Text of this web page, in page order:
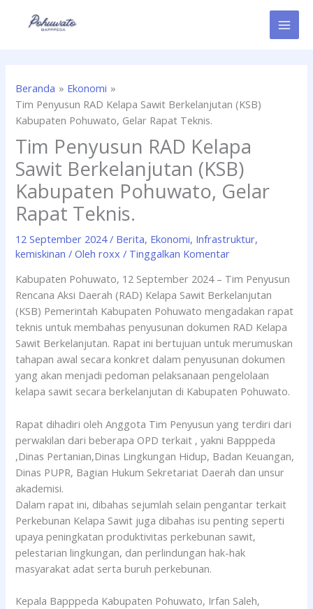
Beranda
Ekonomi
Tim Penyusun RAD Kelapa Sawit Berkelanjutan (KSB)
Kabupaten Pohuwato, Gelar Rapat Teknis.
Tim Penyusun RAD Kelapa
Sawit Berkelanjutan (KSB)
Kabupaten Pohuwato, Gelar
Rapat Teknis.
12 September 2024/ Berita, Ekonomi, Infrastruktur,
kemiskinan / Olehroxx/ Tinggalkan Komentar
Kabupaten Pohuwato, 12 September 2024 – Tim Penyusun
Rencana Aksi Daerah (RAD) Kelapa Sawit Berkelanjutan
(KSB) Pemerintah Kabupaten Pohuwato mengadakan rapat
teknis untuk membahas penyusunan dokumen RAD Kelapa
Sawit Berkelanjutan. Rapat ini bertujuan untuk merumuskan
tahapan awal secara konkret dalam penyusunan dokumen
yang akan menjadi pedoman pelaksanaan pengelolaan
kelapa sawit secara berkelanjutan di Kabupaten Pohuwato.
Rapat dihadiri oleh Anggota Tim Penyusun yang terdiri dari
perwakilan dari beberapa OPD terkait , yakni Bapppeda
,Dinas Pertanian,Dinas Lingkungan Hidup, Badan Keuangan,
Dinas PUPR, Bagian Hukum Sekretariat Daerah dan unsur
akademisi.
Dalam rapat ini, dibahas sejumlah selain pengantar terkait
Perkebunan Kelapa Sawit juga dibahas isu penting seperti
upaya peningkatan produktivitas perkebunan sawit,
pelestarian lingkungan, dan perlindungan hak-hak
masyarakat adat serta buruh perkebunan.
Kepala Bapppeda Kabupaten Pohuwato, Irfan Saleh,